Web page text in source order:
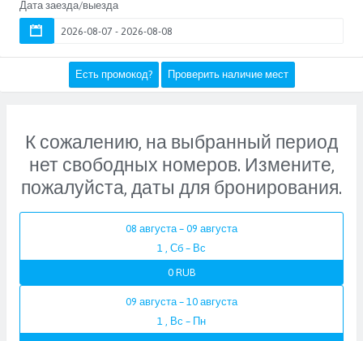
Дата заезда/выезда
Есть промокод? Проверить наличие мест
К сожалению, на выбранный период
нет свободных номеров. Измените,
пожалуйста, даты для бронирования.
08 августа – 09 августа
1 , Сб – Вс
0 RUB
09 августа – 10 августа
1 , Вс – Пн